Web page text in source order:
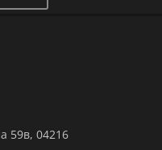
59в, 04216